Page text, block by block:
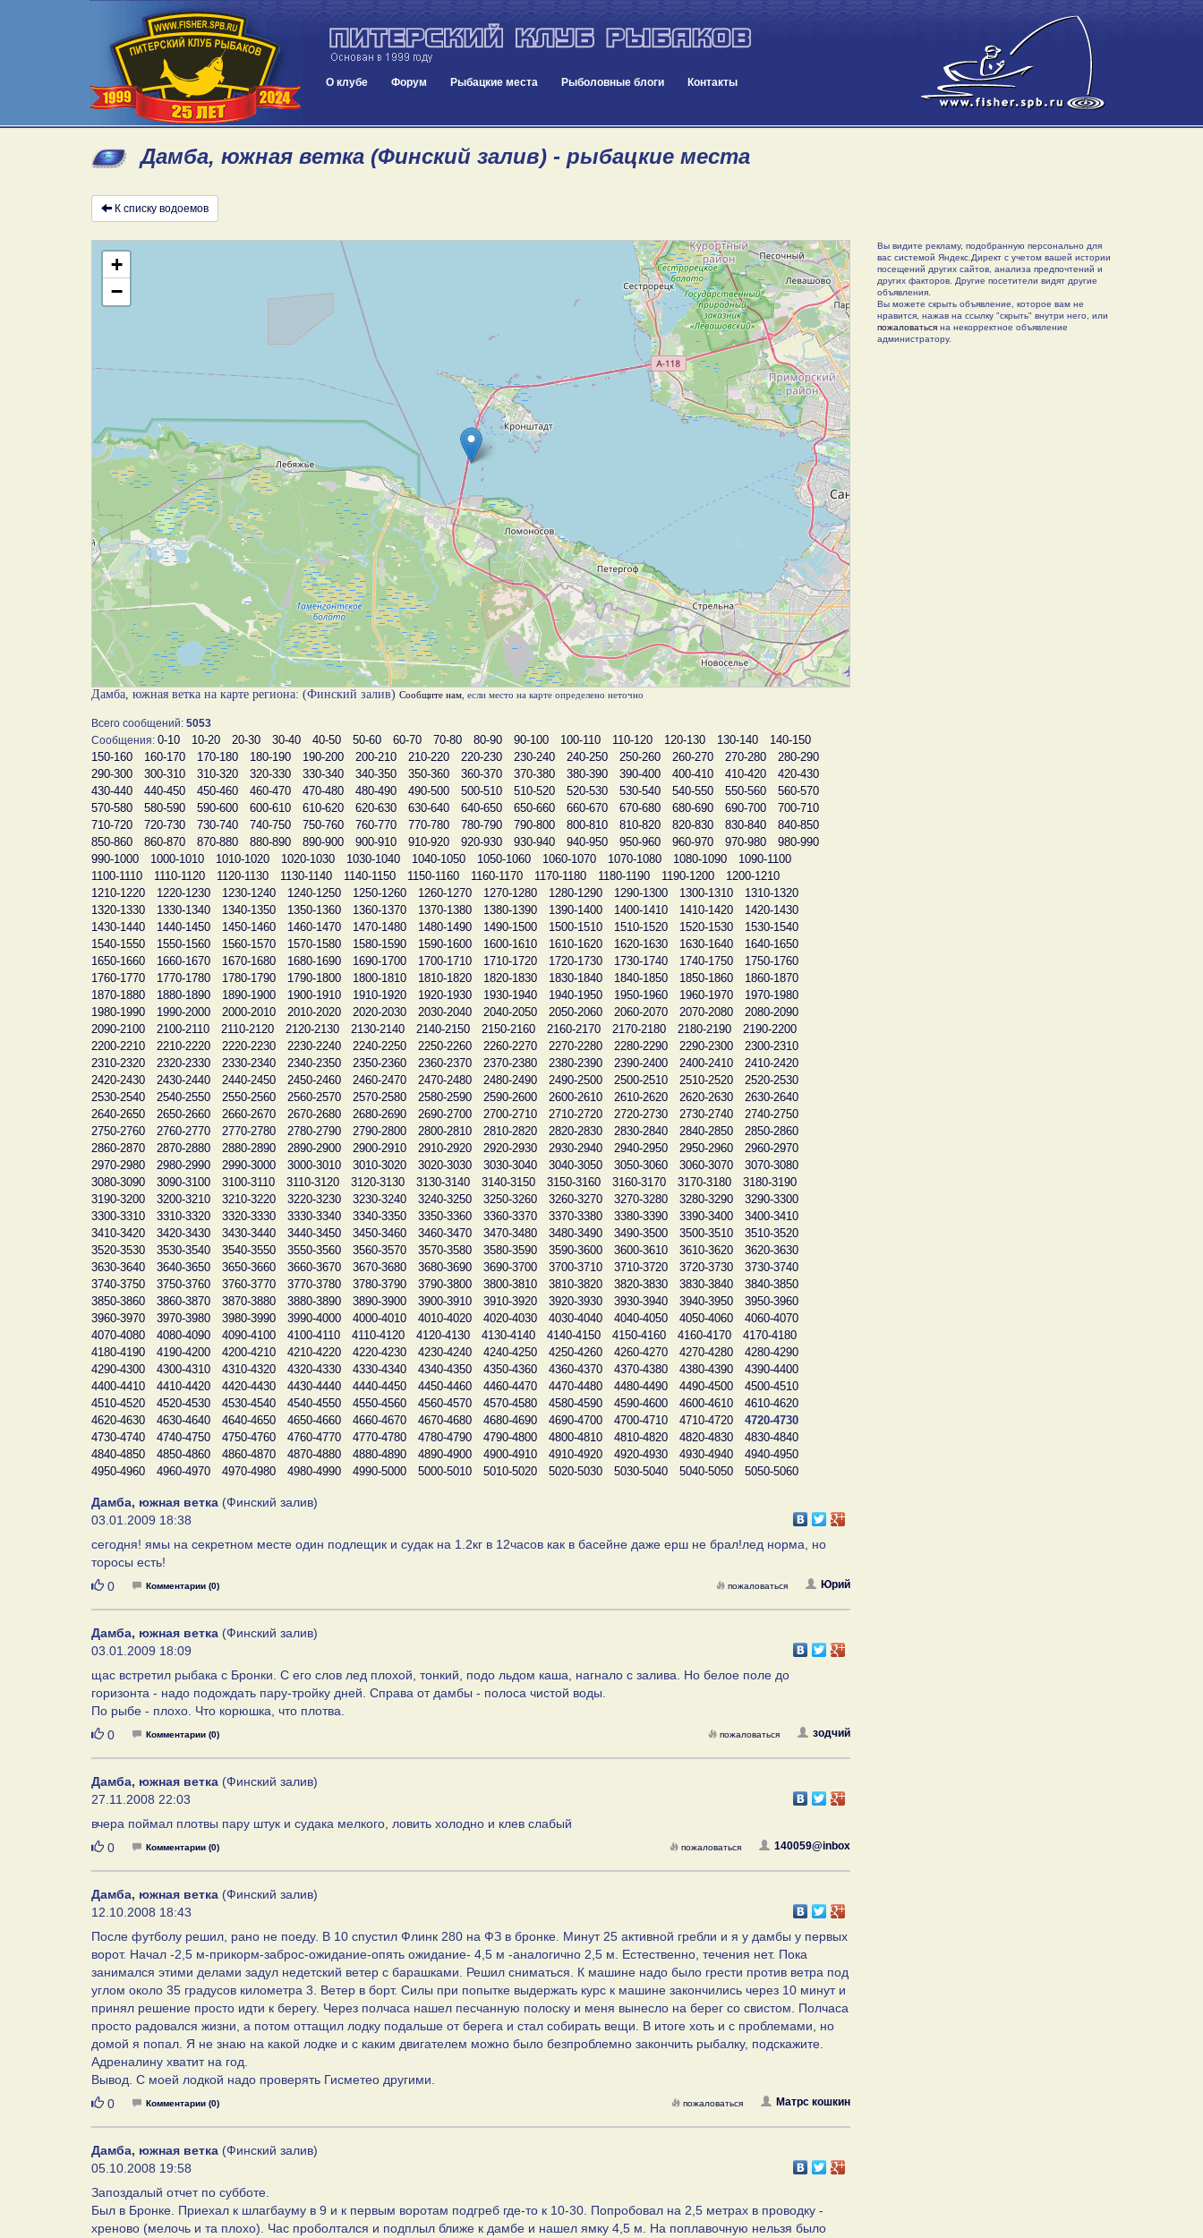
О клубе Форум Рыбацкие места Рыболовные блоги Контакты
Дамба, южная ветка (Финский залив) - рыбацкие места
К списку водоемов
+
−
Дамба, южная ветка на карте региона: (Финский залив) Сообщите нам , если место на карте определено неточно
Всего сообщений: 5053
Сообщения: 0-10 10-20 20-30 30-40 40-50 50-60 60-70 70-80 80-90 90-100 100-110 110-120 120-130 130-140
140-150
150-160
160-170 170-180 180-190 190-200 200-210 210-220 220-230 230-240 240-250 250-260 260-270 270-280
280-290
290-300
300-310 310-320 320-330 330-340 340-350 350-360 360-370 370-380 380-390 390-400 400-410 410-420
420-430
430-440
440-450 450-460 460-470 470-480 480-490 490-500 500-510 510-520 520-530 530-540 540-550 550-560
560-570
570-580
580-590 590-600 600-610 610-620 620-630 630-640 640-650 650-660 660-670 670-680 680-690 690-700
700-710
710-720
720-730 730-740 740-750 750-760 760-770 770-780 780-790 790-800 800-810 810-820 820-830 830-840
840-850
850-860
860-870 870-880 880-890 890-900 900-910 910-920 920-930 930-940 940-950 950-960 960-970 970-980
980-990
990-1000
1000-1010 1010-1020 1020-1030 1030-1040 1040-1050 1050-1060 1060-1070 1070-1080 1080-1090
1090-1100
1100-1110
1110-1120 1120-1130 1130-1140 1140-1150 1150-1160 1160-1170 1170-1180 1180-1190 1190-1200
1200-1210
1210-1220
1220-1230 1230-1240 1240-1250 1250-1260 1260-1270 1270-1280 1280-1290 1290-1300 1300-1310
1310-1320
1320-1330
1330-1340 1340-1350 1350-1360 1360-1370 1370-1380 1380-1390 1390-1400 1400-1410 1410-1420
1420-1430
1430-1440
1440-1450 1450-1460 1460-1470 1470-1480 1480-1490 1490-1500 1500-1510 1510-1520 1520-1530
1530-1540
1540-1550
1550-1560 1560-1570 1570-1580 1580-1590 1590-1600 1600-1610 1610-1620 1620-1630 1630-1640
1640-1650
1650-1660
1660-1670 1670-1680 1680-1690 1690-1700 1700-1710 1710-1720 1720-1730 1730-1740 1740-1750
1750-1760
1760-1770
1770-1780 1780-1790 1790-1800 1800-1810 1810-1820 1820-1830 1830-1840 1840-1850 1850-1860
1860-1870
1870-1880
1880-1890 1890-1900 1900-1910 1910-1920 1920-1930 1930-1940 1940-1950 1950-1960 1960-1970
1970-1980
1980-1990
1990-2000 2000-2010 2010-2020 2020-2030 2030-2040 2040-2050 2050-2060 2060-2070 2070-2080
2080-2090
2090-2100
2100-2110 2110-2120 2120-2130 2130-2140 2140-2150 2150-2160 2160-2170 2170-2180 2180-2190
2190-2200
2200-2210
2210-2220 2220-2230 2230-2240 2240-2250 2250-2260 2260-2270 2270-2280 2280-2290 2290-2300
2300-2310
2310-2320
2320-2330 2330-2340 2340-2350 2350-2360 2360-2370 2370-2380 2380-2390 2390-2400 2400-2410
2410-2420
2420-2430
2430-2440 2440-2450 2450-2460 2460-2470 2470-2480 2480-2490 2490-2500 2500-2510 2510-2520
2520-2530
2530-2540
2540-2550 2550-2560 2560-2570 2570-2580 2580-2590 2590-2600 2600-2610 2610-2620 2620-2630
2630-2640
2640-2650
2650-2660 2660-2670 2670-2680 2680-2690 2690-2700 2700-2710 2710-2720 2720-2730 2730-2740
2740-2750
2750-2760
2760-2770 2770-2780 2780-2790 2790-2800 2800-2810 2810-2820 2820-2830 2830-2840 2840-2850
2850-2860
2860-2870
2870-2880 2880-2890 2890-2900 2900-2910 2910-2920 2920-2930 2930-2940 2940-2950 2950-2960
2960-2970
2970-2980
2980-2990 2990-3000 3000-3010 3010-3020 3020-3030 3030-3040 3040-3050 3050-3060 3060-3070
3070-3080
3080-3090
3090-3100 3100-3110 3110-3120 3120-3130 3130-3140 3140-3150 3150-3160 3160-3170 3170-3180
3180-3190
3190-3200
3200-3210 3210-3220 3220-3230 3230-3240 3240-3250 3250-3260 3260-3270 3270-3280 3280-3290
3290-3300
3300-3310
3310-3320 3320-3330 3330-3340 3340-3350 3350-3360 3360-3370 3370-3380 3380-3390 3390-3400
3400-3410
3410-3420
3420-3430 3430-3440 3440-3450 3450-3460 3460-3470 3470-3480 3480-3490 3490-3500 3500-3510
3510-3520
3520-3530
3530-3540 3540-3550 3550-3560 3560-3570 3570-3580 3580-3590 3590-3600 3600-3610 3610-3620
3620-3630
3630-3640
3640-3650 3650-3660 3660-3670 3670-3680 3680-3690 3690-3700 3700-3710 3710-3720 3720-3730
3730-3740
3740-3750
3750-3760 3760-3770 3770-3780 3780-3790 3790-3800 3800-3810 3810-3820 3820-3830 3830-3840
3840-3850
3850-3860
3860-3870 3870-3880 3880-3890 3890-3900 3900-3910 3910-3920 3920-3930 3930-3940 3940-3950
3950-3960
3960-3970
3970-3980 3980-3990 3990-4000 4000-4010 4010-4020 4020-4030 4030-4040 4040-4050 4050-4060
4060-4070
4070-4080
4080-4090 4090-4100 4100-4110 4110-4120 4120-4130 4130-4140 4140-4150 4150-4160 4160-4170
4170-4180
4180-4190
4190-4200 4200-4210 4210-4220 4220-4230 4230-4240 4240-4250 4250-4260 4260-4270 4270-4280
4280-4290
4290-4300
4300-4310 4310-4320 4320-4330 4330-4340 4340-4350 4350-4360 4360-4370 4370-4380 4380-4390
4390-4400
4400-4410
4410-4420 4420-4430 4430-4440 4440-4450 4450-4460 4460-4470 4470-4480 4480-4490 4490-4500
4500-4510
4510-4520
4520-4530 4530-4540 4540-4550 4550-4560 4560-4570 4570-4580 4580-4590 4590-4600 4600-4610
4610-4620
4620-4630
4630-4640 4640-4650 4650-4660 4660-4670 4670-4680 4680-4690 4690-4700 4700-4710 4710-4720
4720-4730
4730-4740
4740-4750 4750-4760 4760-4770 4770-4780 4780-4790 4790-4800 4800-4810 4810-4820 4820-4830
4830-4840
4840-4850
4850-4860 4860-4870 4870-4880 4880-4890 4890-4900 4900-4910 4910-4920 4920-4930 4930-4940
4940-4950
4950-4960
4960-4970 4970-4980 4980-4990 4990-5000 5000-5010 5010-5020 5020-5030 5030-5040 5040-5050 5050-5060
Дамба, южная ветка (Финский залив)
03.01.2009 18:38
сегодня! ямы на секретном месте один подлещик и судак на 1.2кг в 12часов как в басейне даже ерш не брал!лед норма, но
торосы есть!
Нравится
0 Комментарии (0) Юрий
пожаловаться
Дамба, южная ветка (Финский залив)
03.01.2009 18:09
щас встретил рыбака с Бронки. С его слов лед плохой, тонкий, подо льдом каша, нагнало с залива. Но белое поле до
горизонта - надо подождать пару-тройку дней. Справа от дамбы - полоса чистой воды.
По рыбе - плохо. Что корюшка, что плотва.
Нравится
0 Комментарии (0) зодчий
пожаловаться
Дамба, южная ветка (Финский залив)
27.11.2008 22:03
вчера поймал плотвы пару штук и судака мелкого, ловить холодно и клев слабый
Нравится
0 Комментарии (0) 140059@inbox
пожаловаться
Дамба, южная ветка (Финский залив)
12.10.2008 18:43
После футболу решил, рано не поеду. В 10 спустил Флинк 280 на ФЗ в бронке. Минут 25 активной гребли и я у дамбы у первых
ворот. Начал -2,5 м-прикорм-заброс-ожидание-опять ожидание- 4,5 м -аналогично 2,5 м. Естественно, течения нет. Пока
занимался этими делами задул недетский ветер с барашками. Решил сниматься. К машине надо было грести против ветра под
углом около 35 градусов километра 3. Ветер в борт. Силы при попытке выдержать курс к машине закончились через 10 минут и
принял решение просто идти к берегу. Через полчаса нашел песчанную полоску и меня вынесло на берег со свистом. Полчаса
просто радовался жизни, а потом оттащил лодку подальше от берега и стал собирать вещи. В итоге хоть и с проблемами, но
домой я попал. Я не знаю на какой лодке и с каким двигателем можно было безпроблемно закончить рыбалку, подскажите.
Адреналину хватит на год.
Вывод. С моей лодкой надо проверять Гисметео другими.
Нравится
0 Комментарии (0) Матрс кошкин
пожаловаться
Дамба, южная ветка (Финский залив)
05.10.2008 19:58
Запоздалый отчет по субботе.
Был в Бронке. Приехал к шлагбауму в 9 и к первым воротам подгреб где-то к 10-30. Попробовал на 2,5 метрах в проводку -
хреново (мелочь и та плохо). Час проболтался и подплыл ближе к дамбе и нашел ямку 4,5 м. На поплавочную нельзя было
Вы видите рекламу, подобранную персонально для
вас системой Яндекс.Директ с учетом вашей истории
посещений других сайтов, анализа предпочтений и
других факторов. Другие посетители видят другие
объявления.
Вы можете скрыть объявление, которое вам не
нравится, нажав на ссылку "скрыть" внутри него, или
пожаловатьсяна некорректное объявление
администратору.